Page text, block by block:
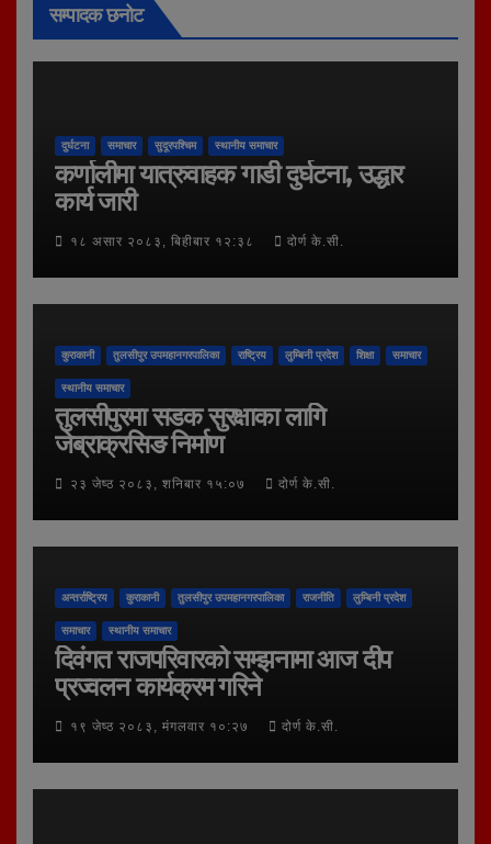
सम्पादक छनोट
दुर्घटना समाचार सुदूरपश्चिम स्थानीय समाचार
कर्णालीमा यात्रुवाहक गाडी दुर्घटना, उद्धार
कार्य जारी
१८ असार २०८३, बिहीबार १२:३८ दोर्ण के.सी.
कुराकानी तुलसीपुर उपमहानगरपालिका राष्ट्रिय लुम्बिनी प्रदेश शिक्षा समाचार
स्थानीय समाचार
तुलसीपुरमा सडक सुरक्षाका लागि
जेब्राक्रसिङ निर्माण
२३ जेष्ठ २०८३, शनिबार १५:०७ दोर्ण के.सी.
अन्तर्राष्ट्रिय कुराकानी तुलसीपुर उपमहानगरपालिका राजनीति लुम्बिनी प्रदेश
समाचार स्थानीय समाचार
दिवंगत राजपरिवारको सम्झनामा आज दीप
प्रज्वलन कार्यक्रम गरिने
१९ जेष्ठ २०८३, मंगलवार १०:२७ दोर्ण के.सी.